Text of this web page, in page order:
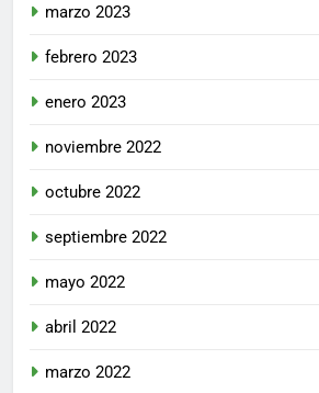
marzo 2023
febrero 2023
enero 2023
noviembre 2022
octubre 2022
septiembre 2022
mayo 2022
abril 2022
marzo 2022